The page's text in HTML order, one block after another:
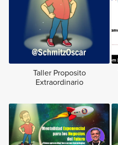
Taller Proposito
Extraordinario